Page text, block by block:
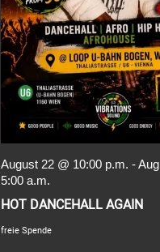
HOT DANCEHALL AGAIN
August 22 @ 10:00 p.m. -
5:00 a.m.
freie Spende